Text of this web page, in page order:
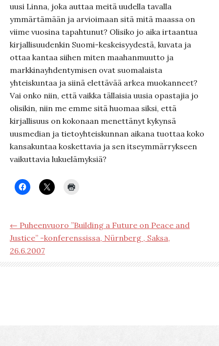
uusi Linna, joka auttaa meitä uudella tavalla
ymmärtämään ja arvioimaan sitä mitä maassa on
viime vuosina tapahtunut? Olisiko jo aika irtaantua
kirjallisuudenkin Suomi-keskeisyydestä, kuvata ja
ottaa kantaa siihen miten maahanmuutto ja
markkinayhdentymisen ovat suomalaista
yhteiskuntaa ja siinä elettävää arkea muokanneet?
Vai onko niin, että vaikka tällaisia uusia opastajia jo
olisikin, niin me emme sitä huomaa siksi, että
kirjallisuus on kokonaan menettänyt kykynsä
uusmedian ja tietoyhteiskunnan aikana tuottaa koko
kansakuntaa koskettavia ja sen itseymmärrykseen
vaikuttavia lukuelämyksiä?
← Puheenvuoro ”Building a Future on Peace and
Justice” -konferenssissa, Nürnberg , Saksa,
26.6.2007